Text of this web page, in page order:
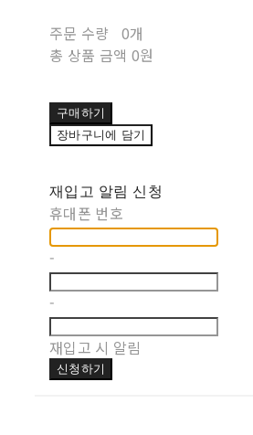
주문 수량
0개
총 상품 금액 0원
구매하기
장바구니에 담기
재입고 알림 신청
휴대폰 번호
-
-
재입고 시 알림
신청하기